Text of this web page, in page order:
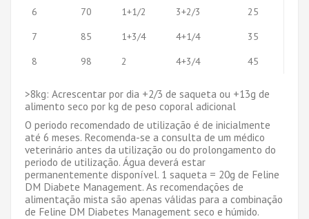
6
70 1+1/2 3+2/3 25
7
85 1+3/4 4+1/4 35
8
98 2 4+3/4 45
>8kg: Acrescentar por dia +2/3 de saqueta ou +13g de
alimento seco por kg de peso coporal adicional
O periodo recomendado de utilização é de inicialmente
até 6 meses. Recomenda-se a consulta de um médico
veterinário antes da utilização ou do prolongamento do
periodo de utilização. Água deverá estar
permanentemente disponível. 1 saqueta = 20g de Feline
DM Diabete Management. As recomendações de
alimentação mista são apenas válidas para a combinação
de Feline DM Diabetes Management seco e húmido.